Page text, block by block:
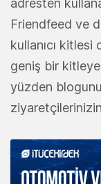
adresten
Friendfeed ve
kullanıcı
geniş bir
yüzden